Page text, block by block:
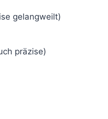
gelangweilt)
präzise)